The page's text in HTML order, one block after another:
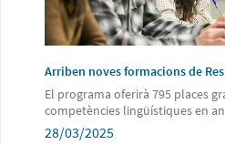
Arriben noves formacions de
El programa oferirà 795 places
competències lingüístiques en
28/03/2025